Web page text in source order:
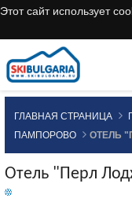
Этот сайт использует
ГЛАВНАЯ СТРАНИЦА
ПАМПОРОВО
ОТЕЛЬ
Отель "Перл